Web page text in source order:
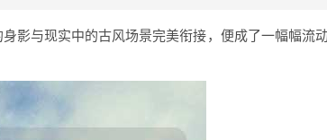
影与现实中的古风场景完美衔接，便成了一幅幅流